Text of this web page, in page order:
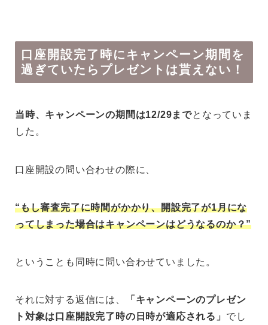
口座開設完了時にキャンペーン期間を
過ぎていたらプレゼントは貰えない！
当時、キャンペーンの期間は12/29までとなっていま
した。
口座開設の問い合わせの際に、
“もし審査完了に時間がかかり、開設完了が1月にな
ってしまった場合はキャンペーンはどうなるのか？”
ということも同時に問い合わせていました。
それに対する返信には、
「キャンペーンのプレゼン
ト対象は口座開設完了時の日時が適応される」 でし